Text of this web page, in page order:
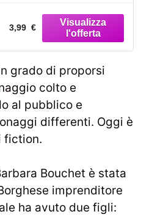
3,99 €
grado di proporsi
colto e
al pubblico e
differenti. Oggi è
fiction.
Bouchet è stata
imprenditore
ha avuto due figli: